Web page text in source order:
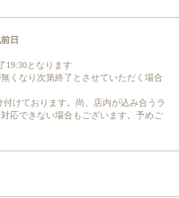
日
19:30となります
くなり次第終了とさせていただく場合
付けております。尚、店内が込み合うラ
応できない場合もございます。予めご